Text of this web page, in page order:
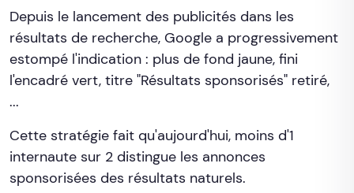
Depuis le lancement des publicités dans les
résultats de recherche, Google a progressivement
estompé l'indication : plus de fond jaune, fini
l'encadré vert, titre "Résultats sponsorisés" retiré,
...
Cette stratégie fait qu'aujourd'hui, moins d'1
internaute sur 2 distingue les annonces
sponsorisées des résultats naturels.